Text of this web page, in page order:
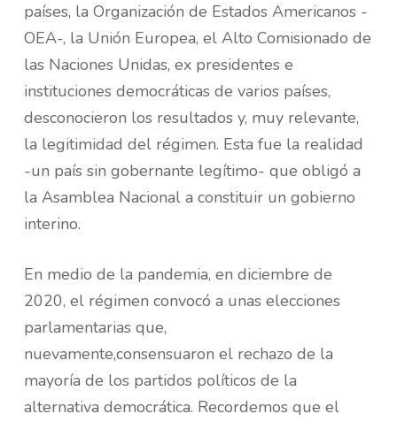
países, la Organización de Estados Americanos -
OEA-, la Unión Europea, el Alto Comisionado de
las Naciones Unidas, ex presidentes e
instituciones democráticas de varios países,
desconocieron los resultados y, muy relevante,
la legitimidad del régimen. Esta fue la realidad
-un país sin gobernante legítimo- que obligó a
la Asamblea Nacional a constituir un gobierno
interino.
En medio de la pandemia, en diciembre de
2020, el régimen convocó a unas elecciones
parlamentarias que,
nuevamente,consensuaron el rechazo de la
mayoría de los partidos políticos de la
alternativa democrática. Recordemos que el